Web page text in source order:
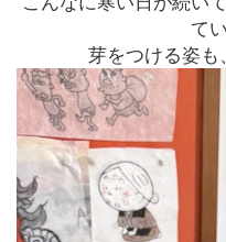
て
芽をつける姿も